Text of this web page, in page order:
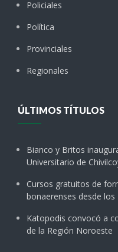
Policiales
Política
Provinciales
Regionales
ÚLTIMOS TÍTULOS
Bianco y Britos
Universitario de
Cursos gratuitos de
bonaerenses desde
Katopodis convocó a
de la Región Noroeste